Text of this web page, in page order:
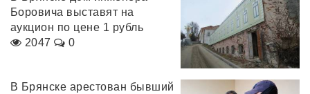
Боровича выставят на
аукцион по цене 1 рубль
2047
0
В Брянске арестован бывший